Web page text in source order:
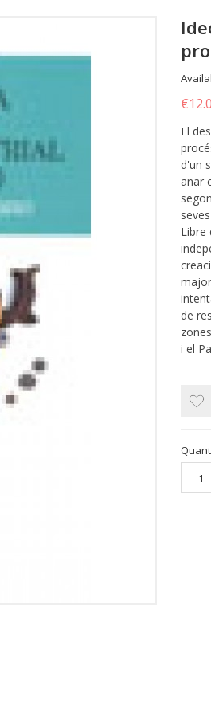
El
d'un
anar
Libre
de
i el